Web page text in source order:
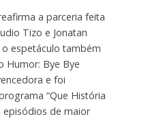
a parceria feita
Tizo e Jonatan
espetáculo também
Humor: Bye Bye
e foi
“Que História
episódios de maior